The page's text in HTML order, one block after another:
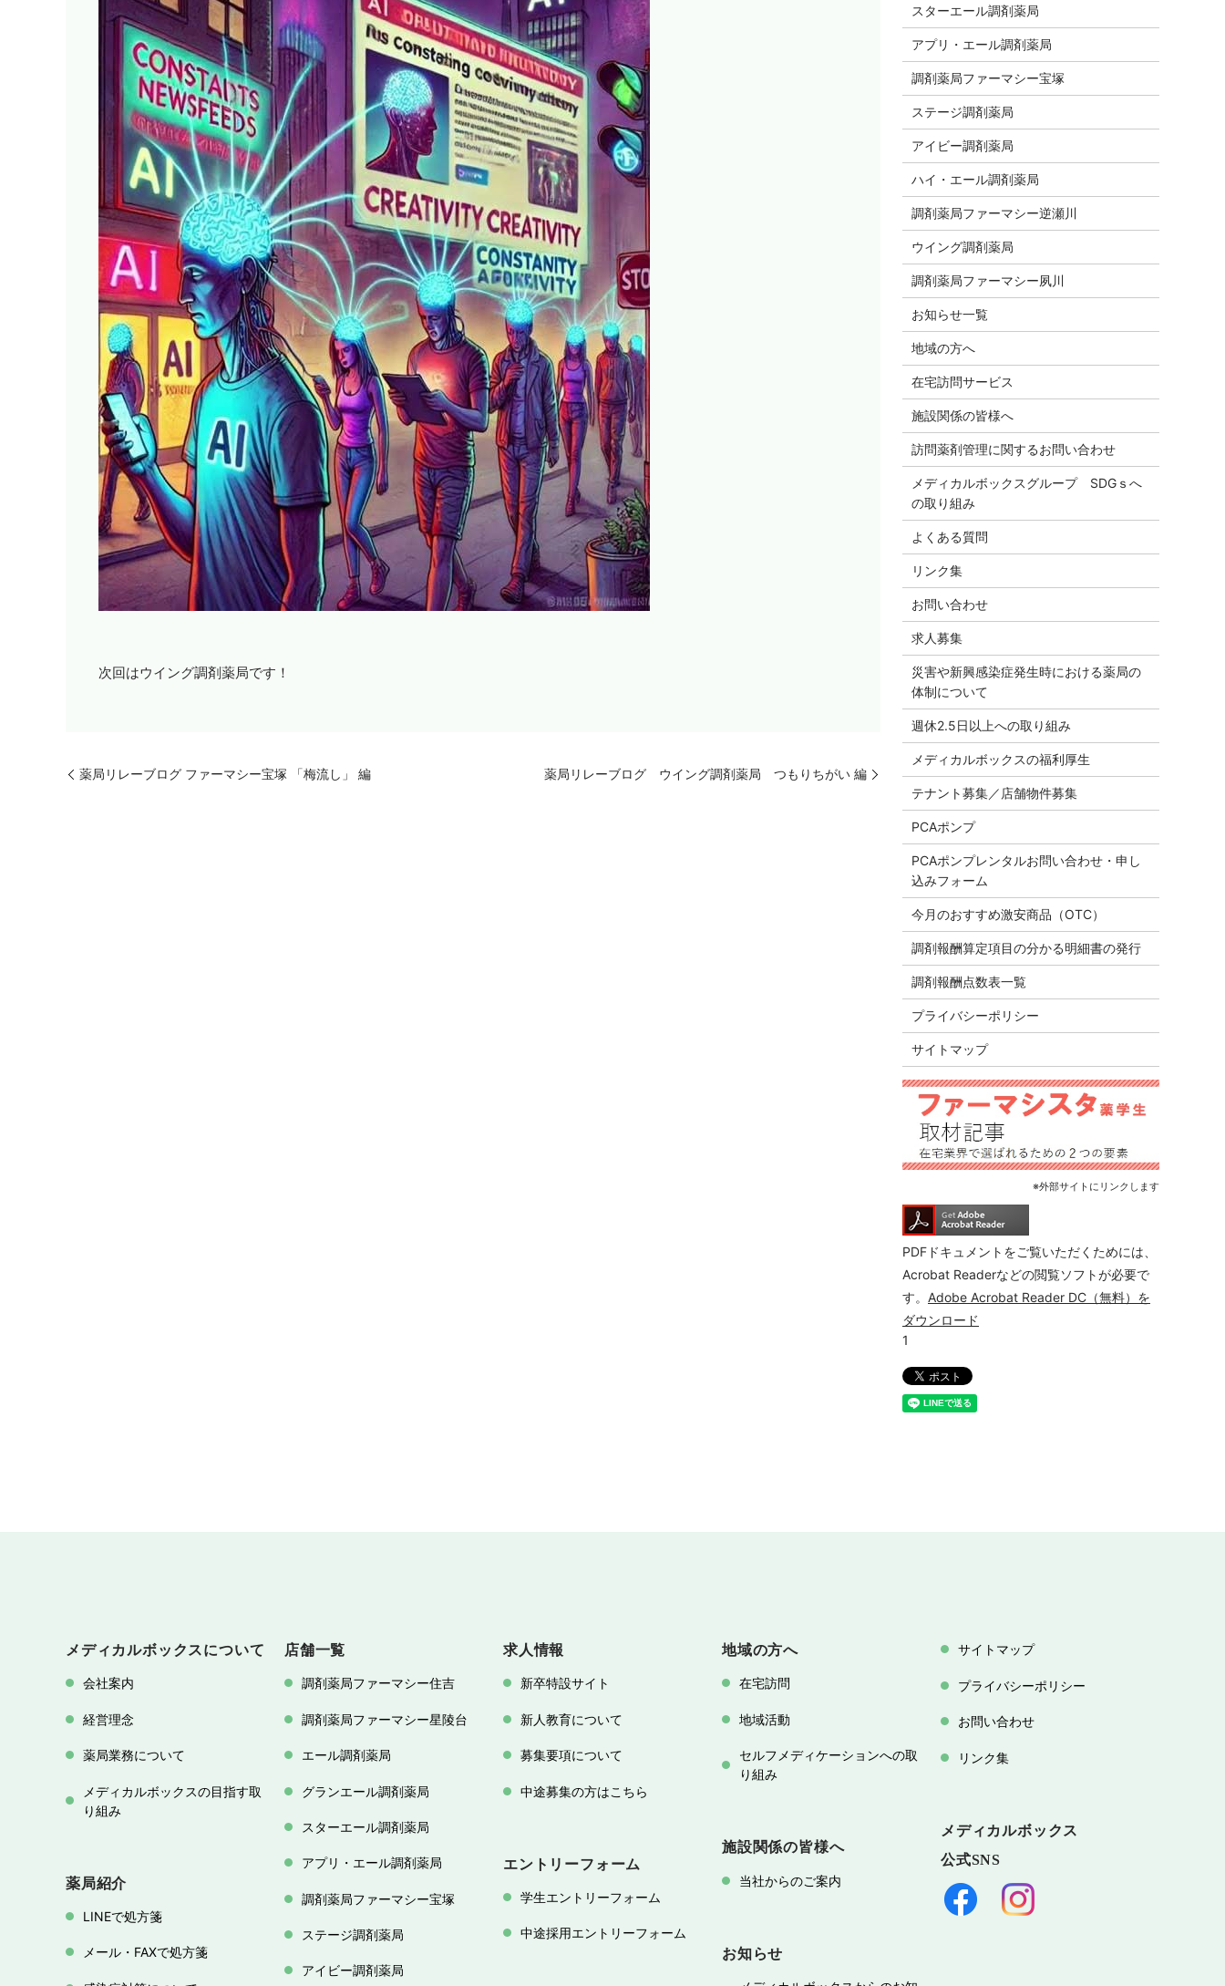
次回はウイング調剤薬局です！
薬局リレーブログ ファーマシー宝塚 「梅流し」 編 薬局リレーブログ ウイング調剤薬局 つもりちがい 編
スターエール調剤薬局
アプリ・エール調剤薬局
調剤薬局ファーマシー宝塚
ステージ調剤薬局
アイビー調剤薬局
ハイ・エール調剤薬局
調剤薬局ファーマシー逆瀬川
ウイング調剤薬局
調剤薬局ファーマシー夙川
お知らせ一覧
地域の方へ
在宅訪問サービス
施設関係の皆様へ
訪問薬剤管理に関するお問い合わせ
メディカルボックスグループ SDGｓへ
の取り組み
よくある質問
リンク集
お問い合わせ
求人募集
災害や新興感染症発生時における薬局の
体制について
週休2.5日以上への取り組み
メディカルボックスの福利厚生
テナント募集／店舗物件募集
PCAポンプ
PCAポンプレンタルお問い合わせ・申し
込みフォーム
今月のおすすめ激安商品（OTC）
調剤報酬算定項目の分かる明細書の発行
調剤報酬点数表一覧
プライバシーポリシー
サイトマップ
※外部サイトにリンクします
PDFドキュメントをご覧いただくためには、
Acrobat Readerなどの閲覧ソフトが必要で
す。 Adobe Acrobat Reader DC（無料）を
ダウンロード
メディカルボックスについて
会社案内
経営理念
薬局業務について
メディカルボックスの目指す取
り組み
薬局紹介
LINEで処方箋
メール・FAXで処方箋
店舗一覧
調剤薬局ファーマシー住吉
調剤薬局ファーマシー星陵台
エール調剤薬局
グランエール調剤薬局
スターエール調剤薬局
アプリ・エール調剤薬局
調剤薬局ファーマシー宝塚
ステージ調剤薬局
アイビー調剤薬局
求人情報
新卒特設サイト
新人教育について
募集要項について
中途募集の方はこちら
エントリーフォーム
学生エントリーフォーム
中途採用エントリーフォーム
地域の方へ
在宅訪問
地域活動
セルフメディケーションへの取
り組み
施設関係の皆様へ
当社からのご案内
お知らせ
サイトマップ
プライバシーポリシー
お問い合わせ
リンク集
メディカルボックス
公式SNS